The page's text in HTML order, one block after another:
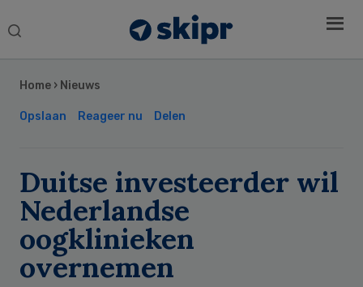
Search
Home › Nieuws
Opslaan Reageer nu Delen
Duitse investeerder wil
Nederlandse
oogklinieken
overnemen
Sidebar